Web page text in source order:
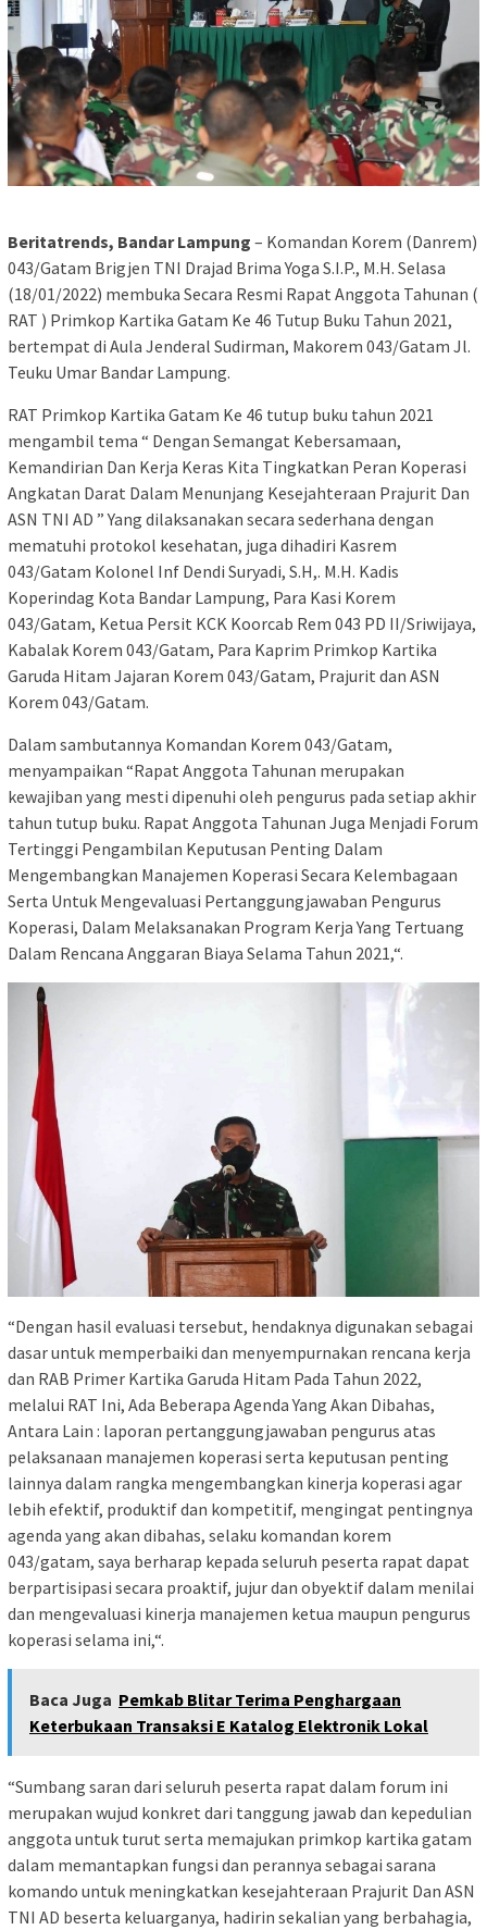
Beritatrends, Bandar Lampung – Komandan Korem (Danrem)
043/Gatam Brigjen TNI Drajad Brima Yoga S.I.P., M.H. Selasa
(18/01/2022) membuka Secara Resmi Rapat Anggota Tahunan (
RAT ) Primkop Kartika Gatam Ke 46 Tutup Buku Tahun 2021,
bertempat di Aula Jenderal Sudirman, Makorem 043/Gatam Jl.
Teuku Umar Bandar Lampung.
RAT Primkop Kartika Gatam Ke 46 tutup buku tahun 2021
mengambil tema “ Dengan Semangat Kebersamaan,
Kemandirian Dan Kerja Keras Kita Tingkatkan Peran Koperasi
Angkatan Darat Dalam Menunjang Kesejahteraan Prajurit Dan
ASN TNI AD ” Yang dilaksanakan secara sederhana dengan
mematuhi protokol kesehatan, juga dihadiri Kasrem
043/Gatam Kolonel Inf Dendi Suryadi, S.H,. M.H. Kadis
Koperindag Kota Bandar Lampung, Para Kasi Korem
043/Gatam, Ketua Persit KCK Koorcab Rem 043 PD II/Sriwijaya,
Kabalak Korem 043/Gatam, Para Kaprim Primkop Kartika
Garuda Hitam Jajaran Korem 043/Gatam, Prajurit dan ASN
Korem 043/Gatam.
Dalam sambutannya Komandan Korem 043/Gatam,
menyampaikan “Rapat Anggota Tahunan merupakan
kewajiban yang mesti dipenuhi oleh pengurus pada setiap akhir
tahun tutup buku. Rapat Anggota Tahunan Juga Menjadi Forum
Tertinggi Pengambilan Keputusan Penting Dalam
Mengembangkan Manajemen Koperasi Secara Kelembagaan
Serta Untuk Mengevaluasi Pertanggungjawaban Pengurus
Koperasi, Dalam Melaksanakan Program Kerja Yang Tertuang
Dalam Rencana Anggaran Biaya Selama Tahun 2021,“.
“Dengan hasil evaluasi tersebut, hendaknya digunakan sebagai
dasar untuk memperbaiki dan menyempurnakan rencana kerja
dan RAB Primer Kartika Garuda Hitam Pada Tahun 2022,
melalui RAT Ini, Ada Beberapa Agenda Yang Akan Dibahas,
Antara Lain : laporan pertanggungjawaban pengurus atas
pelaksanaan manajemen koperasi serta keputusan penting
lainnya dalam rangka mengembangkan kinerja koperasi agar
lebih efektif, produktif dan kompetitif, mengingat pentingnya
agenda yang akan dibahas, selaku komandan korem
043/gatam, saya berharap kepada seluruh peserta rapat dapat
berpartisipasi secara proaktif, jujur dan obyektif dalam menilai
dan mengevaluasi kinerja manajemen ketua maupun pengurus
koperasi selama ini,“.
Baca Juga Pemkab Blitar Terima Penghargaan
Keterbukaan Transaksi E Katalog Elektronik Lokal
“Sumbang saran dari seluruh peserta rapat dalam forum ini
merupakan wujud konkret dari tanggung jawab dan kepedulian
anggota untuk turut serta memajukan primkop kartika gatam
dalam memantapkan fungsi dan perannya sebagai sarana
komando untuk meningkatkan kesejahteraan Prajurit Dan ASN
TNI AD beserta keluarganya, hadirin sekalian yang berbahagia,